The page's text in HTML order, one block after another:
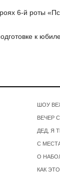
6-й роты
к
ШОУ
ВЕЧЕР
ДЕД, Я
С
О
КАК